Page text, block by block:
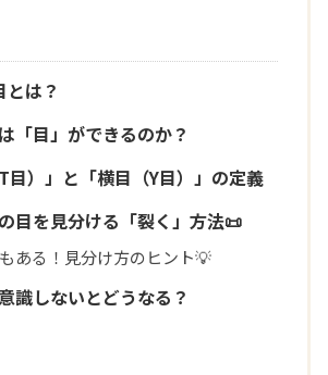
は？
「目」ができるのか？
T目）」と「横目（Y目）」の定義
目を見分ける「裂く」方法📜
ある！見分け方のヒント💡
識しないとどうなる？